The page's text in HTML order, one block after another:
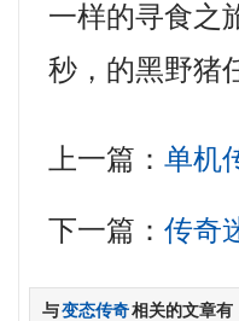
一样的寻食之
秒，的黑野猪
上一篇：单机
下一篇：传奇
与变态传奇相关的文章有